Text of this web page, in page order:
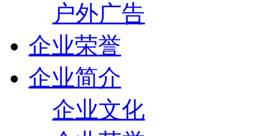
户外广告
企业荣誉
企业简介
企业文化